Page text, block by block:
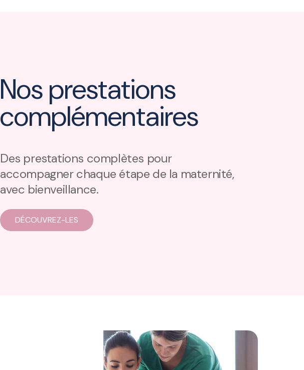
Nos prestations
complémentaires
Des prestations complètes pour
accompagner chaque étape de la maternité,
avec bienveillance.
DÉCOUVREZ-LES